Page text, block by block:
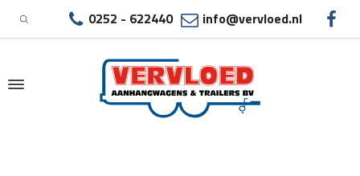
0252 - 622440 info@vervloed.nl